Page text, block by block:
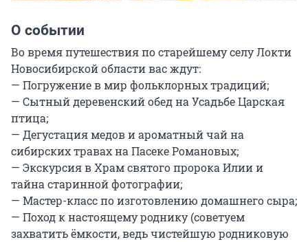
О событии
Во время путешествия по старейшему селу Локти
Новосибирской области вас ждут:
— Погружение в мир фольклорных традиций;
— Сытный деревенский обед на Усадьбе Царская
птица;
— Дегустация медов и ароматный чай на
сибирских травах на Пасеке Романовых;
— Экскурсия в Храм святого пророка Илии и
тайна старинной фотографии;
— Мастер-класс по изготовлению домашнего сыра;
— Поход к настоящему роднику (советуем
захватить ёмкости, ведь чистейшую родниковую